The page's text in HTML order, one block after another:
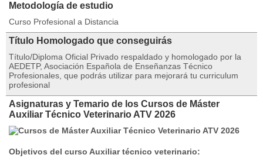
Metodología de estudio
Curso Profesional a Distancia
Título Homologado que conseguirás
Título/Diploma Oficial Privado respaldado y homologado por la
AEDETP, Asociación Española de Enseñanzas Técnico
Profesionales, que podrás utilizar para mejorará tu curriculum
profesional
Asignaturas y Temario de los Cursos de Máster
Auxiliar Técnico Veterinario ATV 2026
Objetivos del curso Auxiliar técnico veterinario: